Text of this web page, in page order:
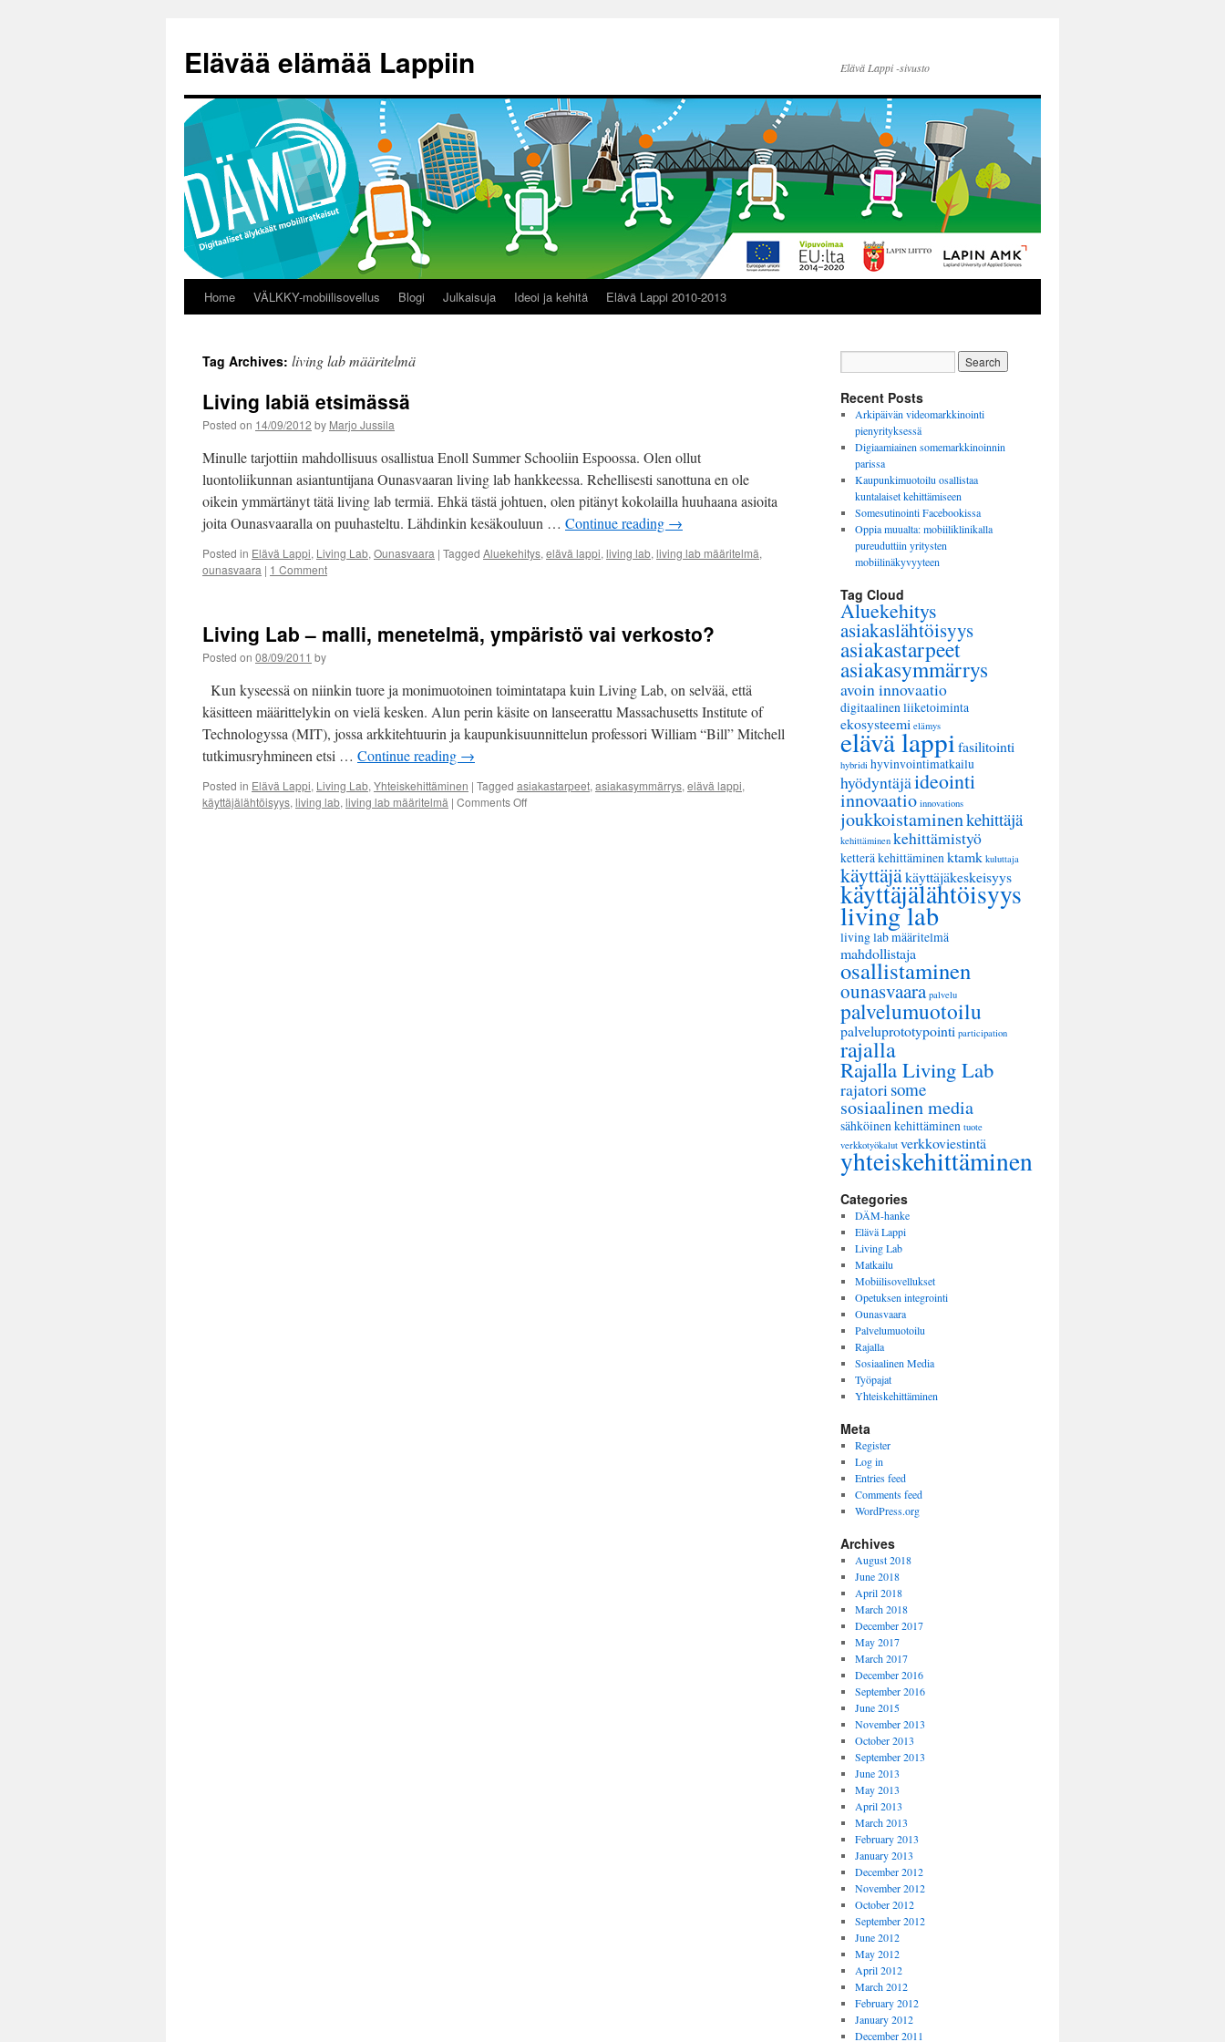
content
Elävää elämää Lappiin Elävä Lappi -sivusto
Home VÄLKKY-mobiilisovellus Blogi Julkaisuja Ideoi ja kehitä Elävä Lappi 2010-2013
Tag Archives: living lab määritelmä
Living labiä etsimässä
Posted on 14/09/2012 by Marjo Jussila
Minulle tarjottiin mahdollisuus osallistua Enoll Summer Schooliin Espoossa. Olen ollut
luontoliikunnan asiantuntijana Ounasvaaran living lab hankkeessa. Rehellisesti sanottuna en ole
oikein ymmärtänyt tätä living lab termiä. Ehkä tästä johtuen, olen pitänyt kokolailla huuhaana asioita
joita Ounasvaaralla on puuhasteltu. Lähdinkin kesäkouluun … Continue reading →
Posted in Elävä Lappi, Living Lab, Ounasvaara | Tagged Aluekehitys, elävä lappi, living lab, living lab määritelmä,
ounasvaara | 1 Comment
Living Lab – malli, menetelmä, ympäristö vai verkosto?
Posted on 08/09/2011 by
Kun kyseessä on niinkin tuore ja monimuotoinen toimintatapa kuin Living Lab, on selvää, että
käsitteen määrittelykin on vielä kesken. Alun perin käsite on lanseerattu Massachusetts Institute of
Technologyssa (MIT), jossa arkkitehtuurin ja kaupunkisuunnittelun professori William “Bill” Mitchell
tutkimusryhmineen etsi … Continue reading →
Posted in Elävä Lappi, Living Lab, Yhteiskehittäminen | Tagged asiakastarpeet, asiakasymmärrys, elävä lappi,
käyttäjälähtöisyys, living lab, living lab määritelmä | Comments Offon
Recent Posts
Arkipäivän videomarkkinointi
pienyrityksessä
Digiaamiainen somemarkkinoinnin
parissa
Kaupunkimuotoilu osallistaa
kuntalaiset kehittämiseen
Somesutinointi Facebookissa
Oppia muualta: mobiiliklinikalla
pureuduttiin yritysten
mobiilinäkyvyyteen
Tag Cloud
Aluekehitys
asiakaslähtöisyys
asiakastarpeet
asiakasymmärrys
avoin innovaatio
digitaalinen liiketoiminta
ekosysteemi elämys
elävä lappifasilitointi
hybridi hyvinvointimatkailu
hyödyntäjäideointi
innovaatio innovations
joukkoistaminenkehittäjä
kehittäminen kehittämistyö
ketterä kehittäminenktamk kuluttaja
käyttäjäkäyttäjäkeskeisyys
käyttäjälähtöisyys
living lab
living lab määritelmä
mahdollistaja
osallistaminen
ounasvaara palvelu
palvelumuotoilu
palveluprototypointi participation
rajalla
Rajalla Living Lab
rajatorisome
sosiaalinen media
sähköinen kehittäminen tuote
verkkotyökalut verkkoviestintä
yhteiskehittäminen
Categories
DÄM-hanke
Elävä Lappi
Living Lab
Matkailu
Mobiilisovellukset
Opetuksen integrointi
Ounasvaara
Palvelumuotoilu
Rajalla
Sosiaalinen Media
Työpajat
Yhteiskehittäminen
Meta
Register
Log in
Entries feed
Comments feed
WordPress.org
Archives
August 2018
June 2018
April 2018
March 2018
December 2017
May 2017
March 2017
December 2016
September 2016
June 2015
November 2013
October 2013
September 2013
June 2013
May 2013
April 2013
March 2013
February 2013
January 2013
December 2012
November 2012
October 2012
September 2012
June 2012
May 2012
April 2012
March 2012
February 2012
January 2012
December 2011